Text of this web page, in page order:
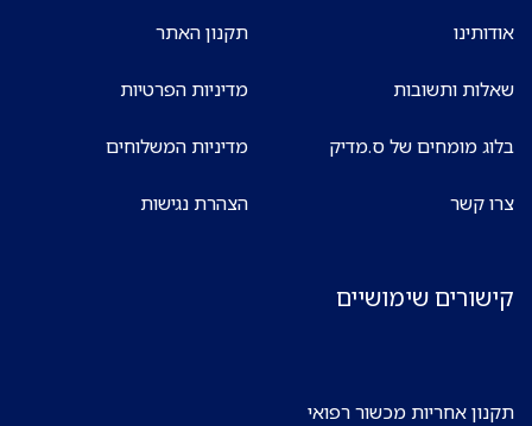
אודותינו
שאלות ותשובות
בלוג מומחים של ס.מדיק
צרו קשר
תקנון האתר
מדיניות הפרטיות
מדיניות המשלוחים
הצהרת נגישות
קישורים שימושיים
תקנון אחריות מכשור רפואי